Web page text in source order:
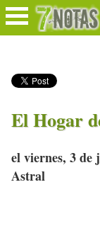
El Hogar
el viernes, 3 de
Astral